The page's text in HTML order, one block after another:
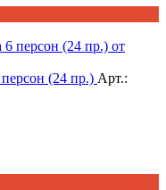
(24 пр.) Арт.: